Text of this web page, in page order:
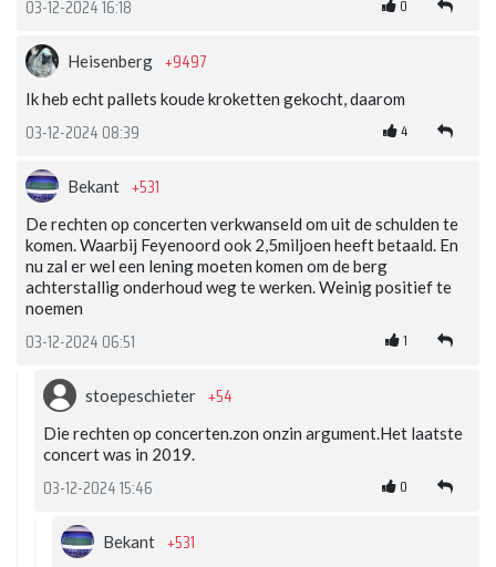
03-12-2024 16:18 0
Heisenberg +9497
Ik heb echt pallets koude kroketten gekocht, daarom
03-12-2024 08:39 4
Bekant +531
De rechten op concerten verkwanseld om uit de schulden te
komen. Waarbij Feyenoord ook 2,5miljoen heeft betaald. En
nu zal er wel een lening moeten komen om de berg
achterstallig onderhoud weg te werken. Weinig positief te
noemen
03-12-2024 06:51 1
stoepeschieter +54
Die rechten op concerten.zon onzin argument.Het laatste
concert was in 2019.
03-12-2024 15:46 0
Bekant +531